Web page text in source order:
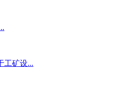
工矿设...